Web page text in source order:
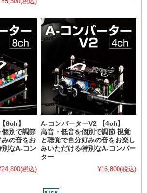
【8ch】
個別で調節
みの音をお
別なA-コン
(税込)
A-コンバーターV2 【4ch】
高音・低音を個別で調節 視覚
と聴覚で自分好みの音をお楽し
みいただける特別なA-コンバー
ター
¥16,800(税込)